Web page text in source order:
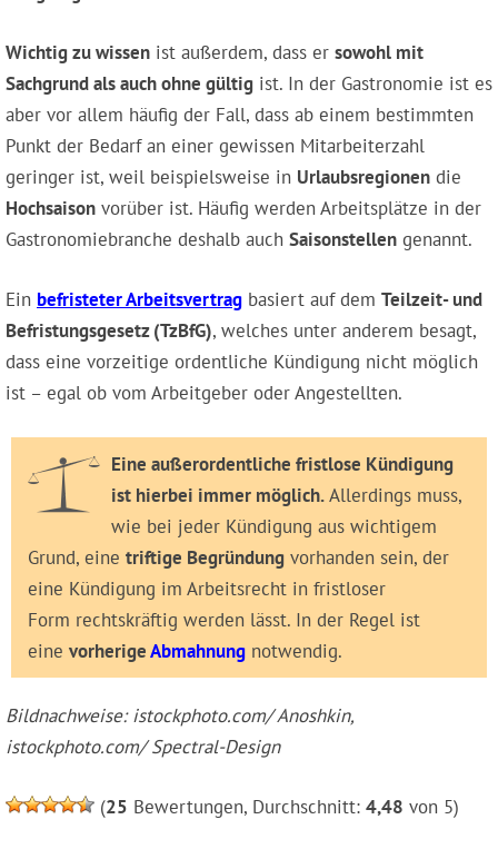
Wichtig zu wissen ist außerdem, dass er sowohl mit
Sachgrund als auch ohne gültig ist. In der Gastronomie ist es
aber vor allem häufig der Fall, dass ab einem bestimmten
Punkt der Bedarf an einer gewissen Mitarbeiterzahl
geringer ist, weil beispielsweise in Urlaubsregionen die
Hochsaison vorüber ist. Häufig werden Arbeitsplätze in der
Gastronomiebranche deshalb auch Saisonstellen genannt.
Ein befristeter Arbeitsvertrag basiert auf dem Teilzeit- und
Befristungsgesetz (TzBfG), welches unter anderem besagt,
dass eine vorzeitige ordentliche Kündigung nicht möglich
ist – egal ob vom Arbeitgeber oder Angestellten.
Eine außerordentliche fristlose Kündigung
ist hierbei immer möglich.Allerdings muss,
wie bei jeder Kündigung aus wichtigem
Grund, eine triftige Begründung vorhanden sein, der
eine Kündigung im Arbeitsrecht in fristloser
Form rechtskräftig werden lässt. In der Regel ist
eine vorherigeAbmahnung notwendig.
Bildnachweise: istockphoto.com/ Anoshkin,
istockphoto.com/ Spectral-Design
(25 Bewertungen, Durchschnitt: 4,48 von 5)